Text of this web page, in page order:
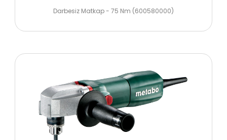
Darbesiz Matkap - 75 Nm (600580000)